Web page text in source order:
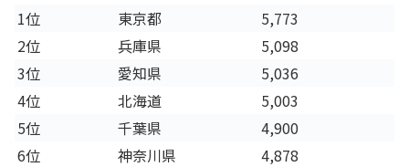
1位 東京都
5,773
2位
兵庫県
5,098
3位
愛知県
5,036
4位
北海道
5,003
5位
千葉県
4,900
6位
神奈川県
4,878